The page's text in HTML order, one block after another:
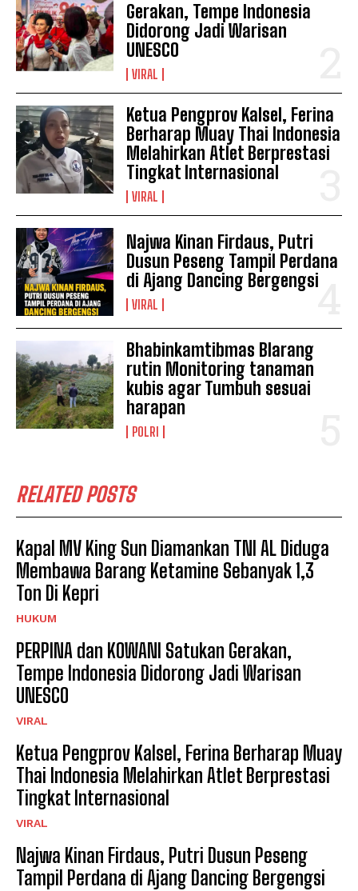
Gerakan, Tempe Indonesia
Didorong Jadi Warisan
UNESCO
VIRAL
Ketua Pengprov Kalsel, Ferina
Berharap Muay Thai Indonesia
Melahirkan Atlet Berprestasi
Tingkat Internasional
VIRAL
Najwa Kinan Firdaus, Putri
Dusun Peseng Tampil Perdana
di Ajang Dancing Bergengsi
VIRAL
Bhabinkamtibmas Blarang
rutin Monitoring tanaman
kubis agar Tumbuh sesuai
harapan
POLRI
RELATED POSTS
Kapal MV King Sun Diamankan TNI AL Diduga
Membawa Barang Ketamine Sebanyak 1,3
Ton Di Kepri
HUKUM
PERPINA dan KOWANI Satukan Gerakan,
Tempe Indonesia Didorong Jadi Warisan
UNESCO
VIRAL
Ketua Pengprov Kalsel, Ferina Berharap Muay
Thai Indonesia Melahirkan Atlet Berprestasi
Tingkat Internasional
VIRAL
Najwa Kinan Firdaus, Putri Dusun Peseng
Tampil Perdana di Ajang Dancing Bergengsi